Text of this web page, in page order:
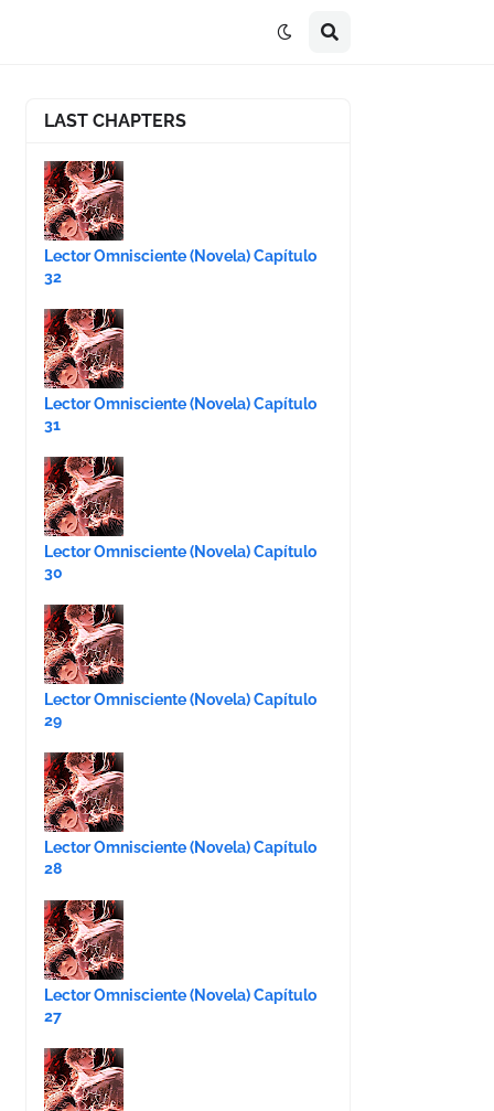
LAST CHAPTERS
Lector Omnisciente (Novela) Capítulo
32
Lector Omnisciente (Novela) Capítulo
31
Lector Omnisciente (Novela) Capítulo
30
Lector Omnisciente (Novela) Capítulo
29
Lector Omnisciente (Novela) Capítulo
28
Lector Omnisciente (Novela) Capítulo
27